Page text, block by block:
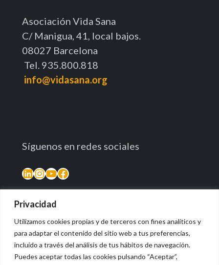
Privacidad
Utilizamos cookies propias y de terceros con fines analíticos y
para adaptar el contenido del sitio web a tus preferencias,
incluido a través del análisis de tus hábitos de navegación.
Puedes aceptar todas las cookies pulsando “Aceptar”,
Asociación Vida Sana
C/ Manigua, 41, local bajos.
08027 Barcelona
Tel. 935.800.818
info@vidasana.org
Síguenos en redes sociales
LinkedIn
Instagram
YouTube
Facebook